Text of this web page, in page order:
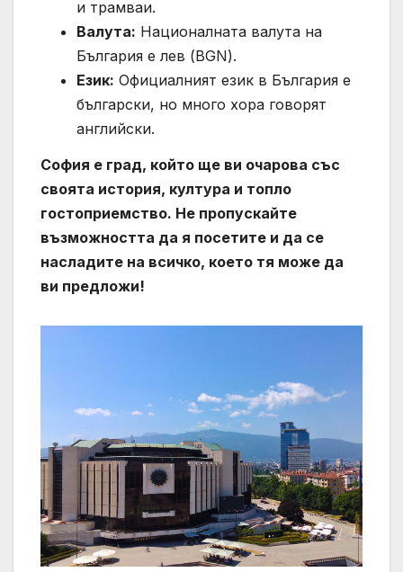
и трамваи.
Валута: Националната валута на
България е лев (BGN).
Език: Официалният език в България е
български, но много хора говорят
английски.
София е град, който ще ви очарова със
своята история, култура и топло
гостоприемство. Не пропускайте
възможността да я посетите и да се
насладите на всичко, което тя може да
ви предложи!